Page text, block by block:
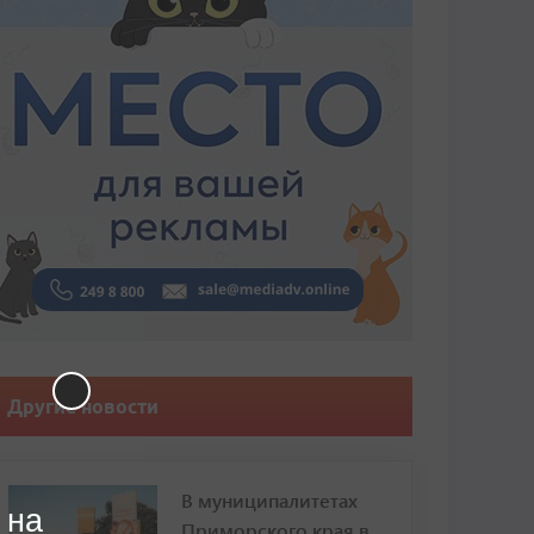
Другие новости
В муниципалитетах